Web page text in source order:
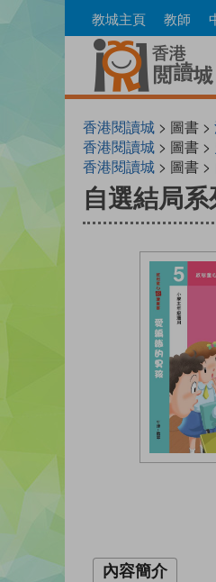
to
教城主頁 教師
香港閱讀城 > 圖書 >
香港閱讀城 > 圖書 >
香港閱讀城 > 圖書 >
自選結局
內容簡介